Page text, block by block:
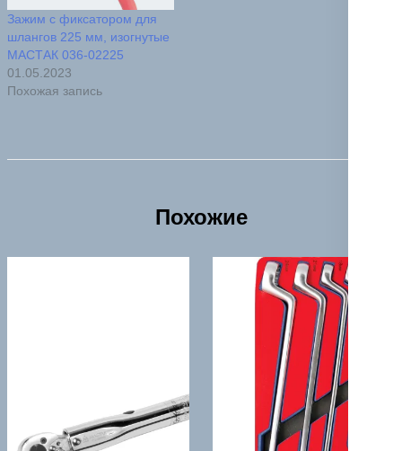
Зажим с фиксатором для
шлангов 225 мм, изогнутые
МАСТАК 036-02225
01.05.2023
Похожая запись
Похожие